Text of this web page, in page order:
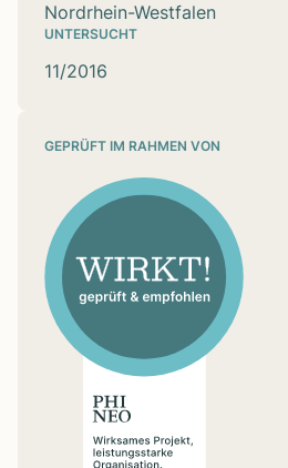
Nordrhein-Westfalen
UNTERSUCHT
11/2016
GEPRÜFT IM RAHMEN VON